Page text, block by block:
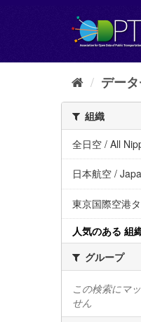
し
デー
組織
全日空 / All
日本航空 /
東京国際空港
人気のある 組
グループ
この検索にマ
せん